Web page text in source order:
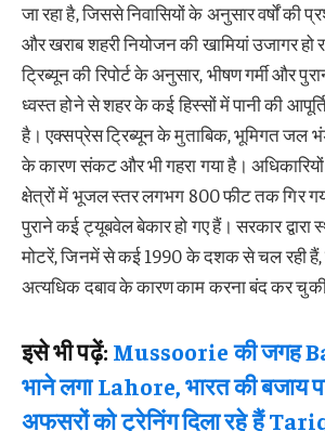
जा रहा है, जिससे निवासियों के अनुसार वर्षों की
और खराब शहरी नियोजन की खामियां उजागर हो
ट्रिब्यून की रिपोर्ट के अनुसार, भीषण गर्मी और
ध्वस्त होने से शहर के कई हिस्सों में पानी की
है। एक्सप्रेस ट्रिब्यून के मुताबिक, भूमिगत जल
के कारण संकट और भी गहरा गया है।
क्षेत्रों में भूजल स्तर लगभग 800 फीट तक गिर
पुराने कई ट्यूबवेल बेकार हो गए हैं। सरकार द्वारा
मोटरें, जिनमें से कई 1990 के दशक से चल रही हैं,
अत्यधिक दबाव के कारण काम करना बंद कर
इसे भी पढ़ें: Mussoorie की जगह
भाने लगा Lahore, भारत की बजाय
अफसरों को ट्रेनिंग दिला रहे हैं